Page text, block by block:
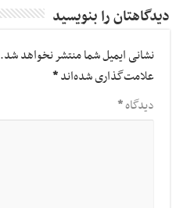
دیدگاهتان را بنویسید
نشانی ایمیل شما منتشر نخواهد شد.
علامت‌گذاری شده‌اند*
دیدگاه*